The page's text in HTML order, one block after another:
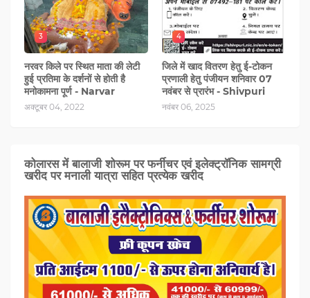
3
नरवर किले पर स्थित माता की लेटी
हुई प्रतिमा के दर्शनों से होती है
मनोकामना पूर्ण - Narvar
अक्टूबर 04, 2022
4
जिले में खाद वितरण हेतु ई-टोकन
प्रणाली हेतु पंजीयन शनिवार 07
नवंबर से प्रारंभ - Shivpuri
नवंबर 06, 2025
कोलारस में बालाजी शोरूम पर फर्नीचर एवं इलेक्ट्रॉनिक सामग्री
खरीद पर मनाली यात्रा सहित प्रत्‍येक खरीद